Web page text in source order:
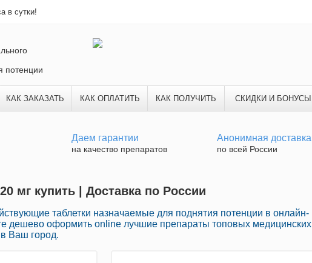
в сутки!
потенции
КАК ЗАКАЗАТЬ КАК ОПЛАТИТЬ КАК ПОЛУЧИТЬ СКИДКИ И БОНУСЫ
Даем гарантии
на качество препаратов
Анонимная доставка
по всей России
мг купить | Доставка по России
таблетки назначаемые для поднятия потенции в онлайн-
дешево оформить online лучшие препараты топовых медицинских
Ваш город.